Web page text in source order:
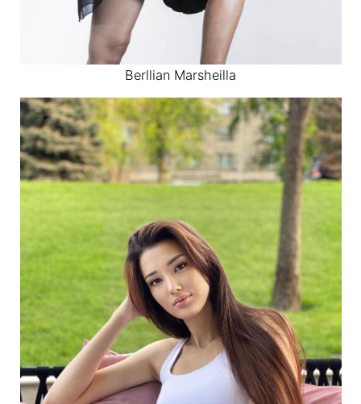
Berllian Marsheilla